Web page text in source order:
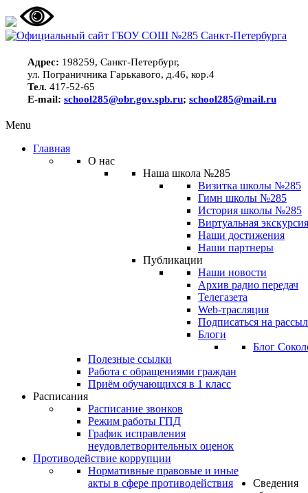
Адрес: 198259, Санкт-Петербург,
ул. Пограничника Гарькавого, д.46, кор.4
Тел. 417-52-65
E-mail: school285@obr.gov.spb.ru; school285@mail.ru
Menu
Главная
О нас
Наша школа №285
Визитка школы №285
Гимн школы №285
История школы №285
Виртуальная
Наши достижения
Наши партнеры
Публикации
Наши новости
Архив радио передач
Телегазета
Web-трасляция
Подписаться на
Блоги
Блог
Полезные ссылки
Работа с обращениями граждан
Приём обучающихся в 1 класс
Расписания
Расписание звонков
Режим работы ГПД
График исправления
неудовлетворительных оценок
Противодействие коррупции
Нормативные правовые и иные
акты в сфере противодействия
Сведения